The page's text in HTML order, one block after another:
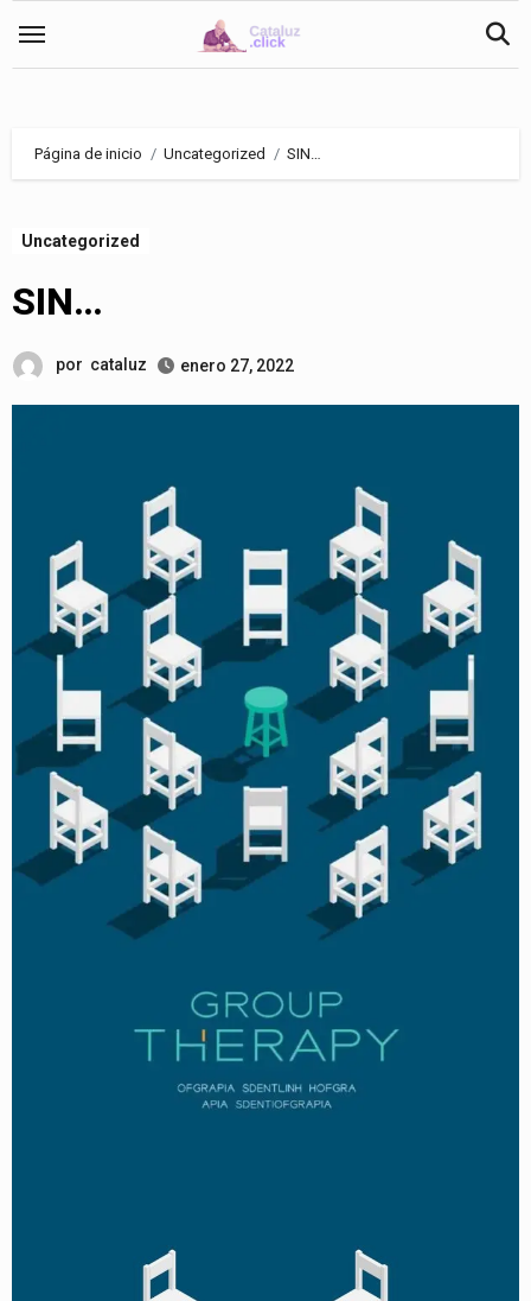
Página de inicio Uncategorized SIN…
Uncategorized
SIN…
por cataluz enero 27, 2022